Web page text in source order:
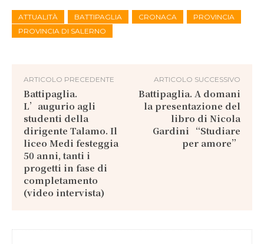
ATTUALITÀ BATTIPAGLIA CRONACA
PROVINCIA
PROVINCIA DI SALERNO
ARTICOLO PRECEDENTE
Battipaglia.
L’augurio agli
studenti della
dirigente Talamo. Il
liceo Medi festeggia
50 anni, tanti i
progetti in fase di
completamento
(video intervista)
ARTICOLO SUCCESSIVO
Battipaglia. A domani
la presentazione del
libro di Nicola
Gardini “Studiare
per amore”